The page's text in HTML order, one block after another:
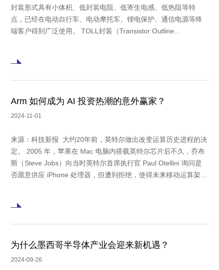
封装形式具有小体积、低封装电阻、低寄生电感、低热阻等特
点，已经在电动自行车、电动摩托车、锂电保护、通信电源等终
端客户得到广泛使用。 TOLL封装（Transistor Outline
Arm 如何成为 AI 投资热潮的意外赢家？
2024-11-01
来源：科技新报 大约20年前，英特尔做出改变运算历史进程的决
定。 2005 年，苹果在 Mac 电脑内搭载英特尔芯片后不久，乔布
斯（Steve Jobs）向当时英特尔首席执行官 Paul Otellini 询问是
否愿意供应 iPhone 处理器，但遭到拒绝，使得未来移动运算架构
为什么墨西哥半导体产业会迎来新机遇？
2024-09-26